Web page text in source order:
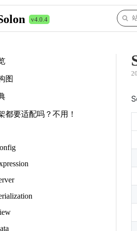
v4.0.4
图
都要适配吗？不用！